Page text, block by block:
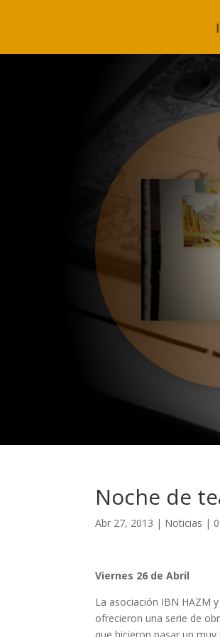
Noche de
Abr 27, 2013 | Noticias |
Viernes 26 de Abril
La asociación IBN HAZM
ofrecieron una serie de